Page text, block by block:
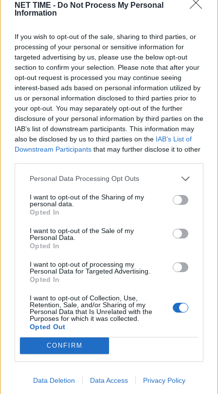
NET TIME - Do Not Process My Personal
Information
If you wish to opt-out of the sale, sharing to third parties, or
processing of your personal or sensitive information for
targeted advertising by us, please use the below opt-out
section to confirm your selection. Please note that after your
opt-out request is processed you may continue seeing
interest-based ads based on personal information utilized by
us or personal information disclosed to third parties prior to
your opt-out. You may separately opt-out of the further
disclosure of your personal information by third parties on the
IAB’s list of downstream participants. This information may
also be disclosed by us to third parties on the IAB’s List of
Downstream Participants that may further disclose it to other
Personal Data Processing Opt Outs
I want to opt-out of the Sharing of my
personal data.
Opted In
I want to opt-out of the Sale of my
Personal Data.
Opted In
I want to opt-out of processing my
Personal Data for Targeted Advertising.
Opted In
I want to opt-out of Collection, Use,
Retention, Sale, and/or Sharing of my
Personal Data that Is Unrelated with the
Purposes for which it was collected.
Opted Out
CONFIRM
Data Deletion Data Access Privacy Policy
Γιώργος Καπουτζίδης:Η παρεξήγηση με
την Ελισαβετ Κωνσταντινίδου,η αλλαγή
του ρόλου και η φιλία που χάθηκε
Τρ, 23 Νοέ 2021 22:33
“Εκεί χαθήκαμε κι υπήρχαν παρεξηγήσεις. Είχε πολύ δίκιο
σε εκείνη την παρούσα φάση.…
Άγγελος Λάτσιος- Γαία Μερκούρη:Η φιλία
Πα, 12 Νοέ 2021 17:48
Τον έρωτά τους ζουν ο Άγγελος Λάτσιος και η Γαία
Μερκούρη καθώς εδώ…